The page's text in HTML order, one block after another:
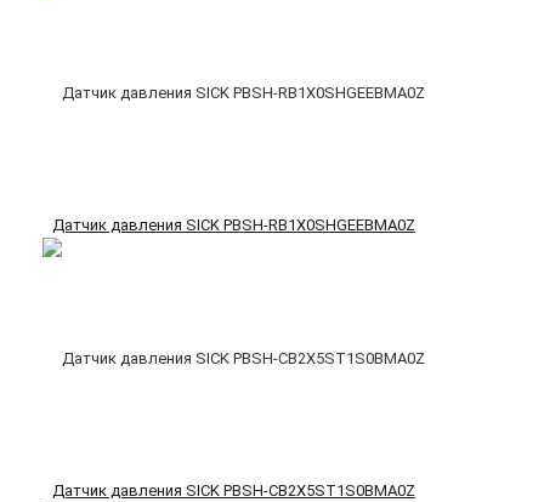
Датчик давления SICK PBSH-RB1X0SHGEEBMA0Z
Датчик давления SICK PBSH-CB2X5ST1S0BMA0Z